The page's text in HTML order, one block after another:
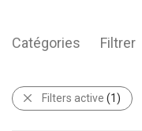
Catégories Filtrer
Filters active (1)